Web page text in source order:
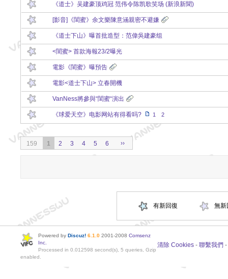
《道士》吴建豪顶鸡冠 范伟令陈凯歌笑场 (新浪新聞)
[影音]《閨蜜》余文樂陳意涵親密不避嫌
《道士下山》曝首批造型：范偉吳建豪组
<閨蜜> 首款海報23/2曝光
電影《閨蜜》曝預告
電影<道士下山> 立春開機
VanNess將參與“閨蜜“演出
《球爱天空》电影网站有得看吗? 1 2
159 1 2 3 4 5 6 ››
有新回復 無新
清除 Cookies - 聯繫我們 -
Powered by Discuz! 6.1.0 2001-2008 Comsenz
Inc.
Processed in 0.012598 second(s), 5 queries, Gzip
enabled.